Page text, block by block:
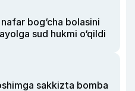
bog‘cha bolasini
sud hukmi o‘qildi
sakkizta bomba